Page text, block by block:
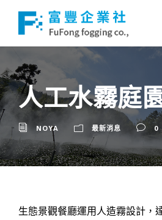
人工水霧庭
NOYA 最新消息 0
生態景觀餐廳運用人造霧設計，